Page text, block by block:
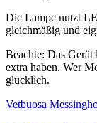
Die Lampe nutzt
gleichmäßig und
Beachte: Das
extra haben. Wer
glücklich.
Vetbuosa